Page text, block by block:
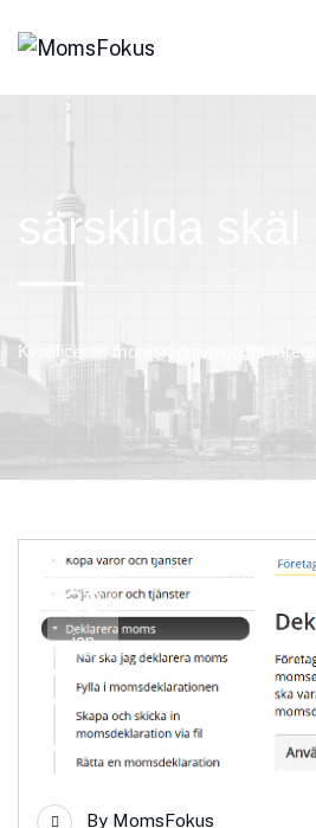
särskilda skäl
Kvalificerad momsrådgivning för företag
30
jan
By MomsFokus